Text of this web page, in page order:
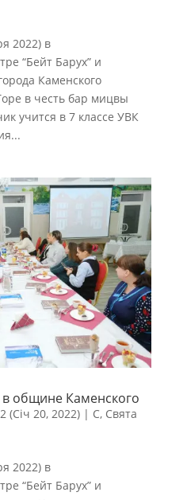
2022) в
“Бейт Барух” и
Каменского
в честь бар мицвы
учится в 7 классе УВК
общине Каменского
(Січ 20, 2022)| С, Свята
2022) в
“Бейт Барух” и